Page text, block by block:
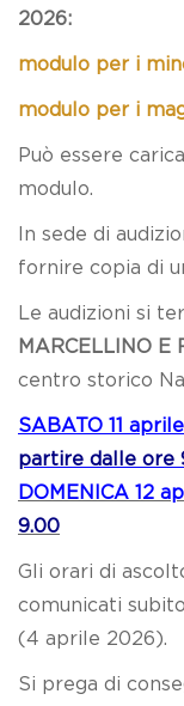
2026:
modulo per i
modulo per i
Può essere
modulo.
In sede di
fornire copia di
Le audizioni si
MARCELLINO E
centro storico
SABATO 11
partire dalle ore
DOMENICA 12
9.00
Gli orari di
comunicati
(4 aprile 2026).
Si prega di